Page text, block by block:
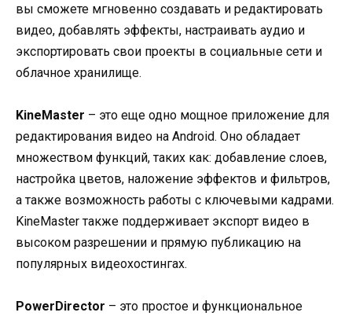
вы сможете мгновенно создавать и редактировать
видео, добавлять эффекты, настраивать аудио и
экспортировать свои проекты в социальные сети и
облачное хранилище.
KineMaster – это еще одно мощное приложение для
редактирования видео на Android. Оно обладает
множеством функций, таких как: добавление слоев,
настройка цветов, наложение эффектов и фильтров,
а также возможность работы с ключевыми кадрами.
KineMaster также поддерживает экспорт видео в
высоком разрешении и прямую публикацию на
популярных видеохостингах.
PowerDirector – это простое и функциональное